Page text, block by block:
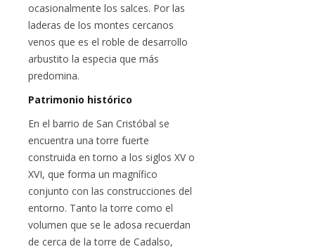
ocasionalmente los salces. Por las
laderas de los montes cercanos
venos que es el roble de desarrollo
arbustito la especia que más
predomina.
Patrimonio histórico
En el barrio de San Cristóbal se
encuentra una torre fuerte
construida en torno a los siglos XV o
XVI, que forma un magnífico
conjunto con las construcciones del
entorno. Tanto la torre como el
volumen que se le adosa recuerdan
de cerca de la torre de Cadalso,